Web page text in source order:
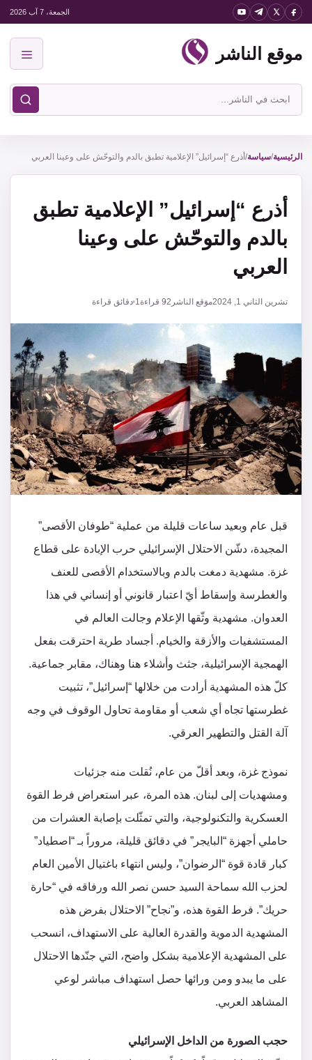
انتقل
المحتوى
الجمعة، 7 آب 2026
موقع الناشر
ابحث
في
الناشر
الرئيسية/سياسة/ أذرع “إسرائيل” الإعلامية تطبق بالدم والتوحّش على وعينا العربي
أذرع “إسرائيل” الإعلامية تطبق
بالدم والتوحّش على وعينا
العربي
تشرين الثاني 1, 2024 موقع الناشر 92 قراءة1 دقائق قراءة
قبل عام وبعيد ساعات قليلة من عملية “طوفان الأقصى”
المجيدة، دشّن الاحتلال الإسرائيلي حرب الإبادة على قطاع
غزة. مشهدية دمغت بالدم وبالاستخدام الأقصى للعنف
والغطرسة وإسقاط أيّ اعتبار قانوني أو إنساني في هذا
العدوان. مشهدية وثّقها الإعلام وجالت العالم في
المستشفيات والأزقة والخيام. أجساد طرية احترقت بفعل
الهمجية الإسرائيلية، جثث وأشلاء هنا وهناك، مقابر جماعية.
كلّ هذه المشهدية أرادت من خلالها “إسرائيل”، تثبيت
غطرستها تجاه أي شعب أو مقاومة تحاول الوقوف في وجه
آلة القتل والتطهير العرقي.
نموذج غزة، وبعد أقلّ من عام، نُقلت منه جزئيات
ومشهديات إلى لبنان. هذه المرة، عبر استعراض فرط القوة
العسكرية والتكنولوجية، والتي تمثّلت بإصابة العشرات من
حاملي أجهزة “البايجر” في دقائق قليلة، مروراً بـ “اصطياد”
كبار قادة قوة “الرضوان”، وليس انتهاء باغتيال الأمين العام
لحزب الله سماحة السيد حسن نصر الله ورفاقه في “حارة
حريك”. فرط القوة هذه، و”نجاح” الاحتلال بفرض هذه
المشهدية الدموية والقدرة العالية على الاستهداف، انسحب
على المشهدية الإعلامية بشكل واضح، التي جنّدها الاحتلال
على ما يبدو ومن ورائها حصل استهداف مباشر لوعي
المشاهد العربي.
حجب الصورة من الداخل الإسرائيلي